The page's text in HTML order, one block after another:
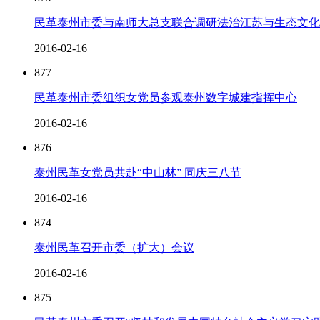
民革泰州市委与南师大总支联合调研法治江苏与生态文
2016-02-16
877
民革泰州市委组织女党员参观泰州数字城建指挥中心
2016-02-16
876
泰州民革女党员共赴“中山林” 同庆三八节
2016-02-16
874
泰州民革召开市委（扩大）会议
2016-02-16
875